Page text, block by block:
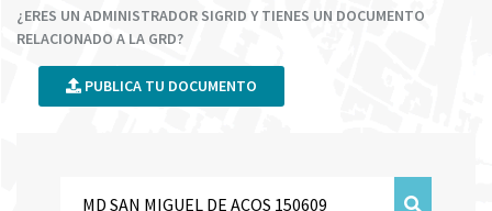
¿ERES UN ADMINISTRADOR SIGRID Y TIENES UN DOCUMENTO
RELACIONADO A LA GRD?
PUBLICA TU DOCUMENTO